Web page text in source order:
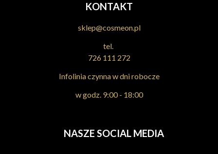
KONTAKT
sklep@cosmeon.pl
tel.
726 111 272
Infolinia czynna w dni robocze
w godz. 9:00 - 18:00
NASZE SOCIAL MEDIA